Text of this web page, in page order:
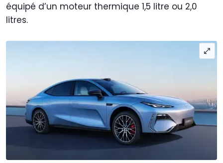
équipé d’un moteur thermique 1,5 litre ou 2,0
litres.